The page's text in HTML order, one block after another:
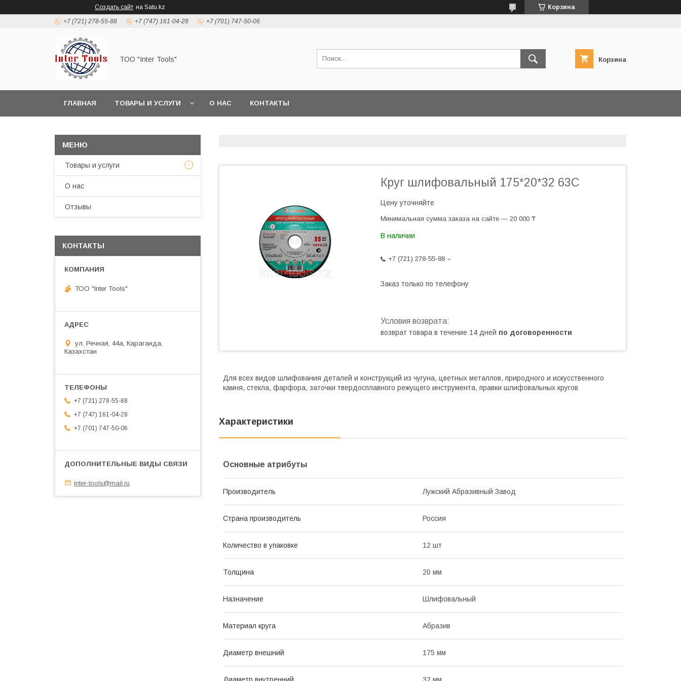
Создать сайт на Satu.kz Корзина
+7 (721) 278-55-88 +7 (747) 161-04-28 +7 (701) 747-50-06
ТОО "Inter Tools" Корзина
ГЛАВНАЯ ТОВАРЫ И УСЛУГИ О НАС КОНТАКТЫ
Круг шлифовальный 175*20*32 63С
Цену уточняйте
Минимальная сумма заказа на сайте — 20 000 ₸
В наличии
+7 (721) 278-55-88
Заказ только по телефону
возврат товара в течение 14 дней по договоренности
Для всех видов шлифования деталей и конструкций из чугуна, цветных металлов, природного и искусственного
камня, стекла, фарфора, заточки твердосплавного режущего инструмента, правки шлифовальных кругов
Характеристики
Основные атрибуты
Производитель Лужский Абразивный Завод
Страна производитель Россия
Количество в упаковке 12 шт
Толщина 20 мм
Назначение Шлифовальный
Материал круга Абразив
Диаметр внешний 175 мм
Товары и услуги
О нас
Отзывы
КОНТАКТЫ
ТОО "Inter Tools"
ул. Речная, 44а, Караганда,
Казахстан
+7 (721) 278-55-88
+7 (747) 161-04-28
+7 (701) 747-50-06
inter-tools@mail.ru